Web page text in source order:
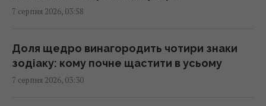
допомоги
Кинджал Тутанхамона виявився викуваним
із позаземного металу, - археологи
7 серпня 2026, 03:58
Доля щедро винагородить чотири знаки
зодіаку: кому почне щастити в усьому
7 серпня 2026, 03:30